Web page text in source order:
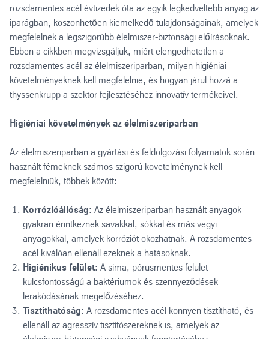
rozsdamentes acél évtizedek óta az egyik legkedveltebb anyag az
iparágban, köszönhetően kiemelkedő tulajdonságainak, amelyek
megfelelnek a legszigorúbb élelmiszer-biztonsági előírásoknak.
Ebben a cikkben megvizsgáljuk, miért elengedhetetlen a
rozsdamentes acél az élelmiszeriparban, milyen higiéniai
követelményeknek kell megfelelnie, és hogyan járul hozzá a
thyssenkrupp a szektor fejlesztéséhez innovatív termékeivel.
Higiéniai követelmények az élelmiszeriparban
Az élelmiszeriparban a gyártási és feldolgozási folyamatok során
használt fémeknek számos szigorú követelménynek kell
megfelelniük, többek között:
Korrózióállóság: Az élelmiszeriparban használt anyagok
gyakran érintkeznek savakkal, sókkal és más vegyi
anyagokkal, amelyek korróziót okozhatnak. A rozsdamentes
acél kiválóan ellenáll ezeknek a hatásoknak.
Higiénikus felület: A sima, pórusmentes felület
kulcsfontosságú a baktériumok és szennyeződések
lerakódásának megelőzéséhez.
Tisztíthatóság: A rozsdamentes acél könnyen tisztítható, és
ellenáll az agresszív tisztítószereknek is, amelyek az